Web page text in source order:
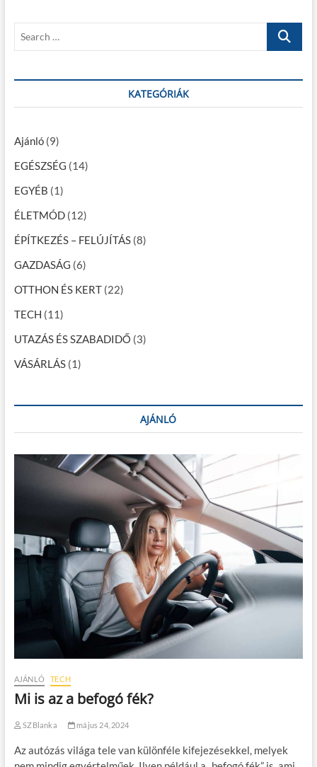
z
é
n
a
v
i
g
á
c
i
ó
t :
r
h
KATEGÓRIÁK
Ajánló(9)
EGÉSZSÉG (14)
EGYÉB (1)
ÉLETMÓD(12)
ÉPÍTKEZÉS – FELÚJÍTÁS(8)
GAZDASÁG (6)
OTTHON ÉS KERT(22)
TECH (11)
UTAZÁS ÉS SZABADIDŐ (3)
VÁSÁRLÁS(1)
AJÁNLÓ
AJÁNLÓ TECH
Mi is az a befogó fék?
SZBlanka május 24, 2024
Az autózás világa tele van különféle kifejezésekkel, melyek